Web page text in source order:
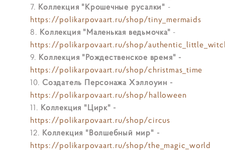
Коллекция "Крошечные русалки" -
https://polikarpovaart.ru/shop/tiny_mermaids
Коллекция "Маленькая ведьмочка" -
https://polikarpovaart.ru/shop/
Коллекция "Рождественское время" -
https://polikarpovaart.ru/shop/christmas_time
Создатель Персонажа Хэллоуин -
https://polikarpovaart.ru/shop/halloween
Коллекция "Цирк" -
https://polikarpovaart.ru/shop/circus
Коллекция "Волшебный мир" -
https://polikarpovaart.ru/shop/the_magic_world